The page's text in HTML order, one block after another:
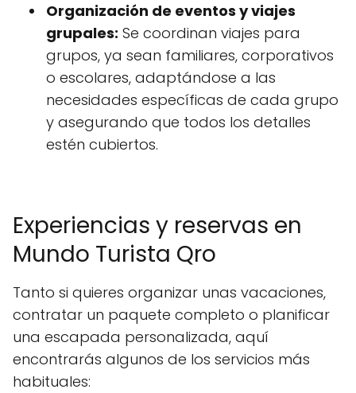
Organización de eventos y viajes
grupales: Se coordinan viajes para
grupos, ya sean familiares, corporativos
o escolares, adaptándose a las
necesidades específicas de cada grupo
y asegurando que todos los detalles
estén cubiertos.
Experiencias y reservas en
Mundo Turista Qro
Tanto si quieres organizar unas vacaciones,
contratar un paquete completo o planificar
una escapada personalizada, aquí
encontrarás algunos de los servicios más
habituales: